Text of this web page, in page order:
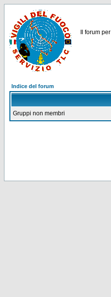
Il forum per
Indice del forum
Gruppi non membri